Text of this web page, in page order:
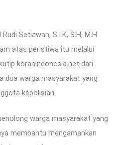
Setiawan, S.I.K, S.H, M.H
atas peristiwa itu melalui
koranindonesia.net dari
dua warga masyarakat yang
kepolisian.
warga masyarakat yang
membantu mengamankan